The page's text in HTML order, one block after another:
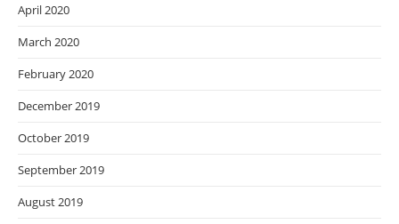
April 2020
March 2020
February 2020
December 2019
October 2019
September 2019
August 2019